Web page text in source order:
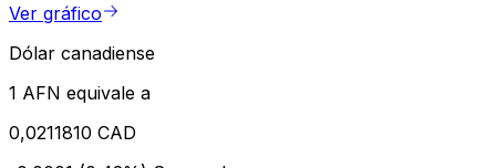
Ver gráfico
Dólar canadiense
1 AFN equivale a
0,0211810 CAD